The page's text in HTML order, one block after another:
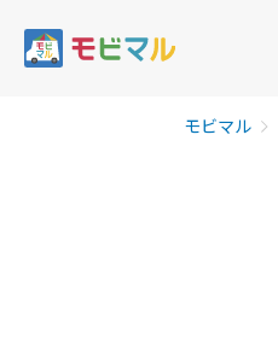
モビマル